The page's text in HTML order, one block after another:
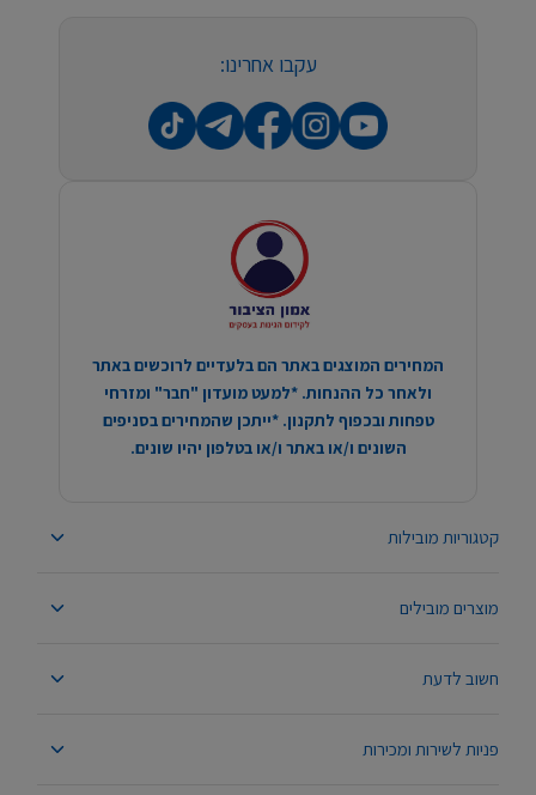
קטגוריות מובילות
מוצרים מובילים
חשוב לדעת
פניות לשירות ומכירות
עקבו אחרינו:
המחירים המוצגים באתר הם בלעדיים לרוכשים באתר
ולאחר כל ההנחות. *למעט מועדון "חבר" ומזרחי
טפחות ובכפוף לתקנון. *ייתכן שהמחירים בסניפים
השונים ו/או באתר ו/או בטלפון יהיו שונים.